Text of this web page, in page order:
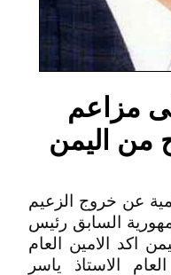
مزاعم
من اليمن
عن خروج الزعيم
السابق رئيس
اكد الامين العام
الاستاذ ياسر